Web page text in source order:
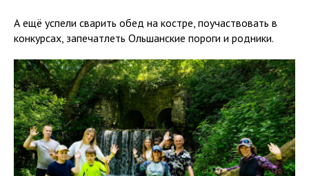
А ещё успели сварить обед на костре, поучаствовать в
конкурсах, запечатлеть Ольшанские пороги и родники.